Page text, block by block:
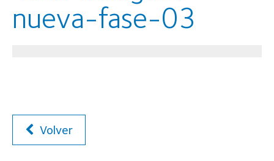
nueva-fase-03
Volver